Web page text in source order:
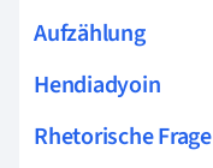
Aufzählung
Hendiadyoin
Rhetorische Frage